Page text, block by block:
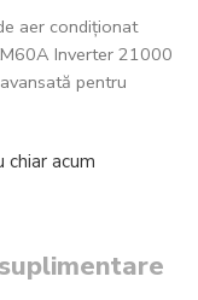
aer condiționat
Inverter 21000
pentru
chiar acum